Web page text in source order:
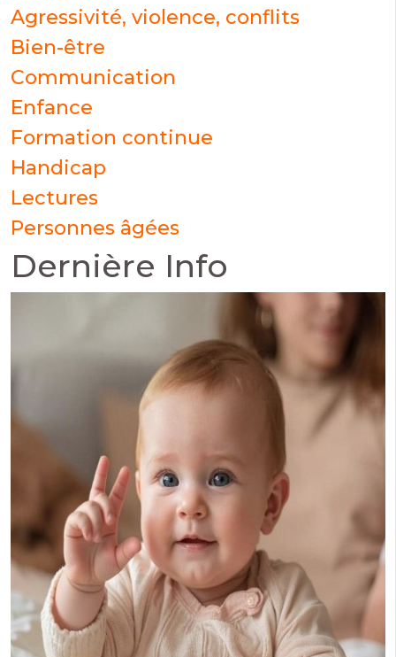
Agressivité, violence, conflits
Bien-être
Communication
Enfance
Formation continue
Handicap
Lectures
Personnes âgées
Dernière Info